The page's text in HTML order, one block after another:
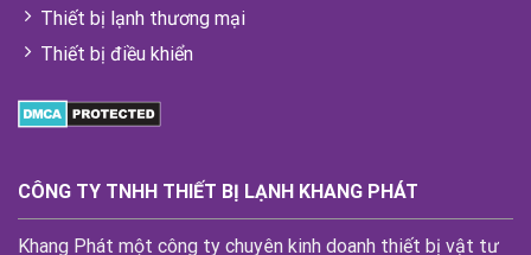
Thiết bị lạnh thương mại
Thiết bị điều khiển
CÔNG TY TNHH THIẾT BỊ LẠNH KHANG PHÁT
Khang Phát một công ty chuyên kinh doanh thiết bị vật tư